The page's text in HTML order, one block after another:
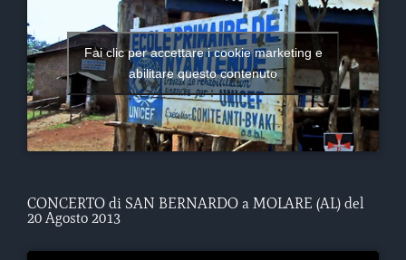
Fai clic per accettare i cookie marketing e
abilitare questo contenuto
CONCERTO di SAN BERNARDO a MOLARE (AL) del
20 Agosto 2013